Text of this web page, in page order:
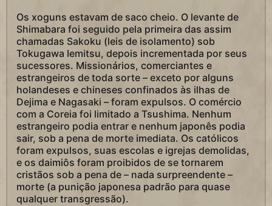
Os xoguns estavam de saco cheio. O levante de
Shimabara foi seguido pela primeira das assim
chamadas Sakoku (leis de isolamento) sob
Tokugawa Iemitsu, depois incrementada por seus
sucessores. Missionários, comerciantes e
estrangeiros de toda sorte – exceto por alguns
holandeses e chineses confinados às ilhas de
Dejima e Nagasaki – foram expulsos. O comércio
com a Coreia foi limitado a Tsushima. Nenhum
estrangeiro podia entrar e nenhum japonês podia
sair, sob a pena de morte imediata. Os católicos
foram expulsos, suas escolas e igrejas demolidas,
e os daimiôs foram proibidos de se tornarem
cristãos sob a pena de – nada surpreendente –
morte (a punição japonesa padrão para quase
qualquer transgressão).